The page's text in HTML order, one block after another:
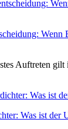
Wenn
Auftreten
Was ist der